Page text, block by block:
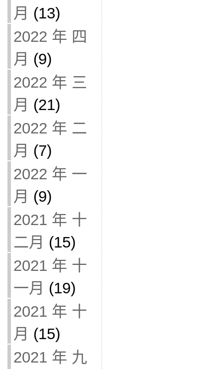
月 (13)
2022 年 四
月 (9)
2022 年 三
月 (21)
2022 年 二
月 (7)
2022 年 一
月 (9)
2021 年 十
二月 (15)
2021 年 十
一月 (19)
2021 年 十
月 (15)
2021 年 九